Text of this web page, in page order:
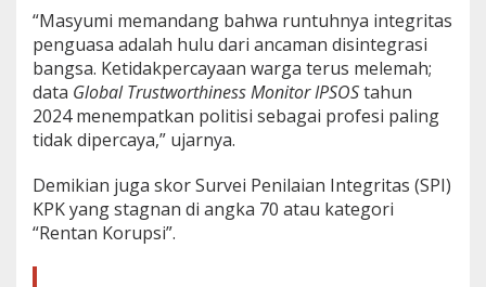
s
y
a
w
a
r
a
t
n
“Masyumi memandang bahwa runtuhnya integritas
penguasa adalah hulu dari ancaman disintegrasi
bangsa. Ketidakpercayaan warga terus melemah;
data Global Trustworthiness Monitor IPSOStahun
2024 menempatkan politisi sebagai profesi paling
tidak dipercaya,” ujarnya.
Demikian juga skor Survei Penilaian Integritas (SPI)
KPK yang stagnan di angka 70 atau kategori
“Rentan Korupsi”.